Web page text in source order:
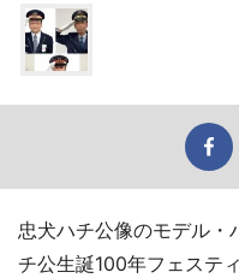
忠犬ハチ公像のモデル・
チ公生誕100年フェステ